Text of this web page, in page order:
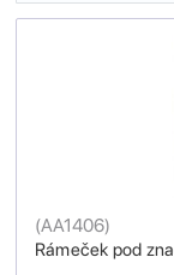
Rámeček pod
(AA1406)